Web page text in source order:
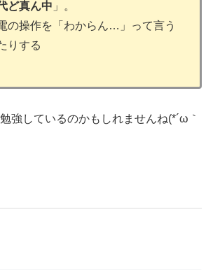
ど真ん中 」。
の操作を「わからん…」って言う
りする
強しているのかもしれませんね(*´ω｀